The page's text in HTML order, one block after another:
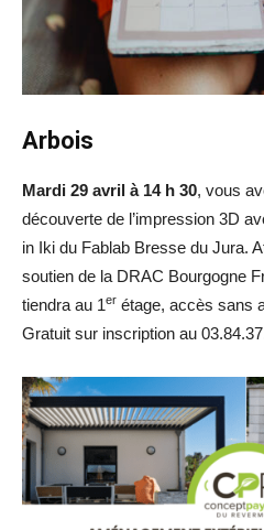
Arbois
Mardi 29 avril à 14 h 30, vous
découverte de l’impression 3D
in Iki du Fablab Bresse du Jura.
soutien de la DRAC Bourgogne
tiendra au 1er étage, accès sans
Gratuit sur inscription au